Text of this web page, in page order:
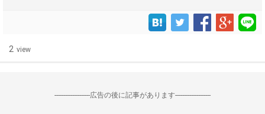
2 view
--------------------広告の後に記事があります--------------------